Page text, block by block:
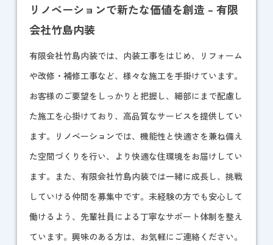
リノベーションで新たな価値を創造 – 有限
会社竹島内装
有限会社竹島内装では、内装工事をはじめ、リフォーム
や改修・補修工事など、様々な施工を手掛けています。
お客様のご要望をしっかりと把握し、細部にまで配慮し
た施工を心掛けており、高品質なサービスを提供してい
ます。
リノベーションでは、機能性と快適さを兼ね備え
た空間づくりを行い、より快適な住環境をお届けしてい
ます。また、有限会社竹島内装では一緒に成長し、挑戦
していける仲間を募集中です。未経験の方でも安心して
働けるよう、先輩社員による丁寧なサポート体制を整え
ています。興味のある方は、お気軽にご連絡ください。